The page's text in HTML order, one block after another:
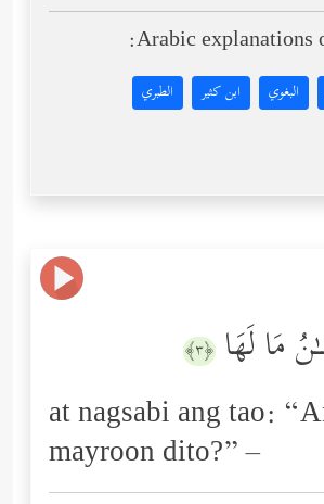
Arabic explanations
البغوي ابن كثير الطبري
مَا لَهَا ﴿٣﴾
at nagsabi ang tao:
mayroon dito?” –